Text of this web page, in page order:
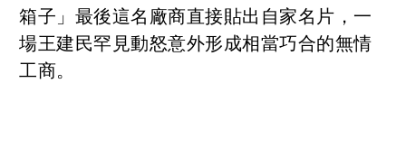
箱子」最後這名廠商直接貼出自家名片，一
場王建民罕見動怒意外形成相當巧合的無情
工商。